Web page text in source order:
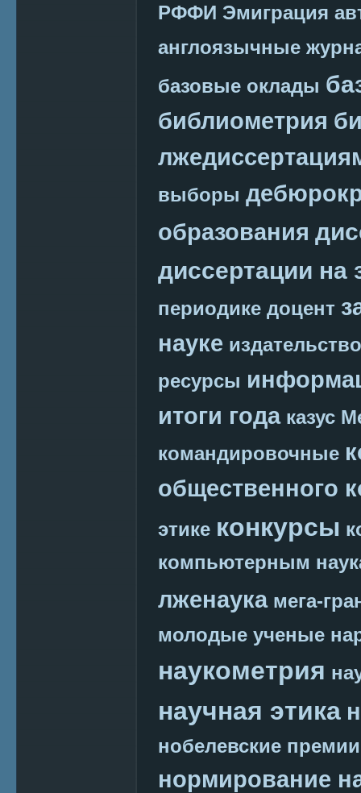
РФФИ Эмиграция
англоязычные
базовые оклады
библиометрия
выборы
образования
диссертации на
периодике доцент
науке издательство
ресурсы
итоги года казус
командировочные
общественного
этике конкурсы
компьютерным
лженаука мега-
молодые ученые
наукометрия
научная этика
нобелевские премии
нормирование